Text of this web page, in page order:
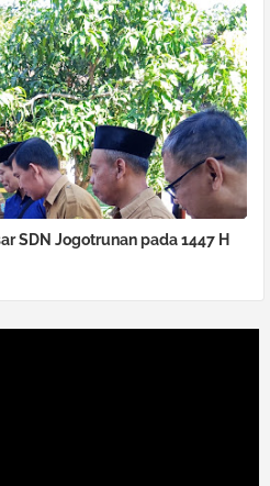
SDN Jogotrunan pada 1447 H